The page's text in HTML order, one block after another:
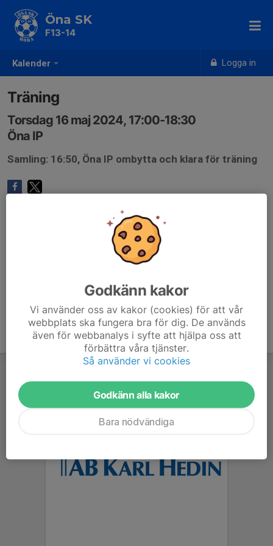
Kalender Logga in
Öna SK
F13-14
Träning
Torsdag 16 maj 2024, 17:00-18:30
Öna IP
Samling: 16:50, Öna IP ombytta och klara för träning
Godkänn kakor
Vi använder oss av kakor (cookies) för att vår
webbplats ska fungera bra för dig. De används
även för webbanalys i syfte att hjälpa oss att
förbättra våra tjänster.
Så använder vi cookies
Godkänn alla kakor
Bara nödvändiga